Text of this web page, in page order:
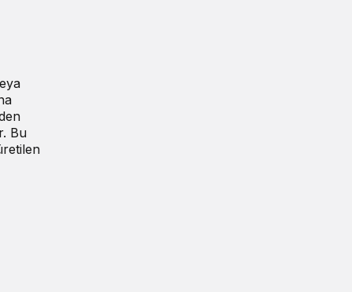
Bu